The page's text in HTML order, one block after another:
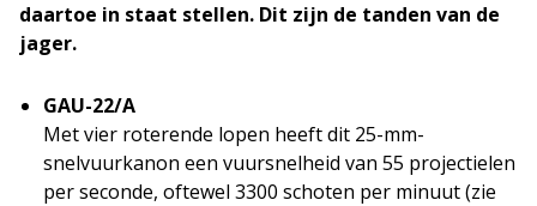
daartoe in staat stellen. Dit zijn de tanden van de
jager.
GAU-22/A
Met vier roterende lopen heeft dit 25-mm-
snelvuurkanon een vuursnelheid van 55 projectielen
per seconde, oftewel 3300 schoten per minuut (zie